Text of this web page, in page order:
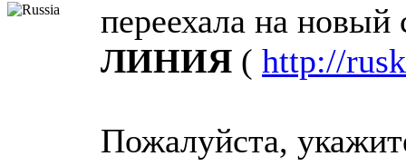
переехала на новый
ЛИНИЯ ( http://
Пожалуйста,